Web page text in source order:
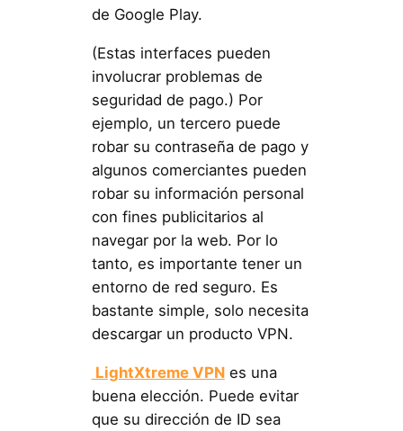
de Google Play.
(Estas interfaces pueden
involucrar problemas de
seguridad de pago.) Por
ejemplo, un tercero puede
robar su contraseña de pago y
algunos comerciantes pueden
robar su información personal
con fines publicitarios al
navegar por la web. Por lo
tanto, es importante tener un
entorno de red seguro. Es
bastante simple, solo necesita
descargar un producto VPN.
LightXtreme VPNes una
buena elección. Puede evitar
que su dirección de ID sea